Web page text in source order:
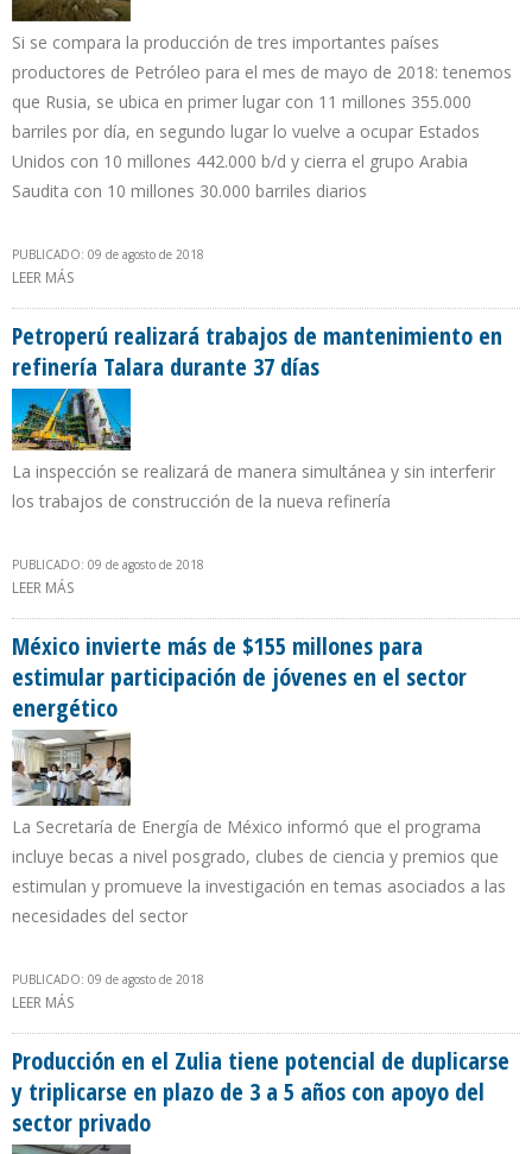
Si se compara la producción de tres importantes países
productores de Petróleo para el mes de mayo de 2018: tenemos
que Rusia, se ubica en primer lugar con 11 millones 355.000
barriles por día, en segundo lugar lo vuelve a ocupar Estados
Unidos con 10 millones 442.000 b/d y cierra el grupo Arabia
Saudita con 10 millones 30.000 barriles diarios
PUBLICADO: 09 de agosto de 2018
LEER MÁS
Petroperú realizará trabajos de mantenimiento en
refinería Talara durante 37 días
La inspección se realizará de manera simultánea y sin interferir
los trabajos de construcción de la nueva refinería
PUBLICADO: 09 de agosto de 2018
LEER MÁS
México invierte más de $155 millones para
estimular participación de jóvenes en el sector
energético
La Secretaría de Energía de México informó que el programa
incluye becas a nivel posgrado, clubes de ciencia y premios que
estimulan y promueve la investigación en temas asociados a las
necesidades del sector
PUBLICADO: 09 de agosto de 2018
LEER MÁS
Producción en el Zulia tiene potencial de duplicarse
y triplicarse en plazo de 3 a 5 años con apoyo del
sector privado